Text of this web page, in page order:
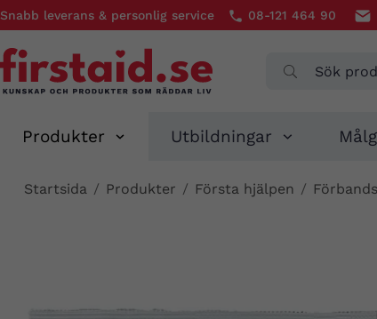
Snabb leverans & personlig service 08-121 464 90
Produkter Utbildningar
Startsida / Produkter / Första hjälpen /